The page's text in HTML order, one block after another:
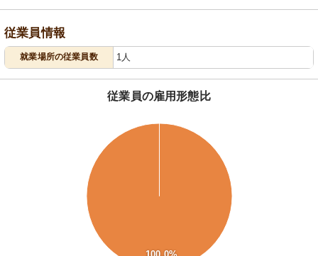
従業員情報
就業場所の従業員数 1人
従業員の雇用形態比